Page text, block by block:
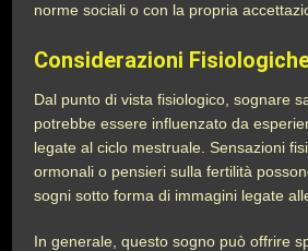
norme sociali o con la propria
Considerazioni
Dal punto di vista fisiologico, sognare
potrebbe essere influenzato da
legate al ciclo mestruale. Sensazioni
ormonali o pensieri sulla fertilità
sogni sotto forma di immagini legate
In generale, questo sogno può offrire